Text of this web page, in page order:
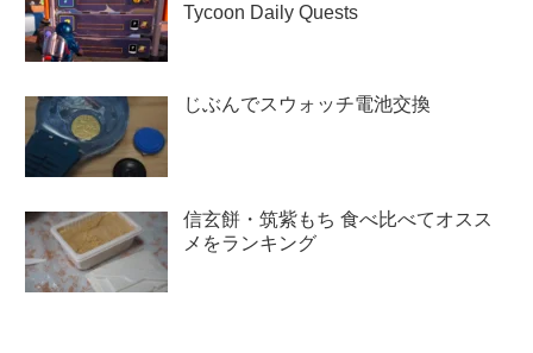
Tycoon Daily Quests
じぶんでスウォッチ電池交換
信玄餅・筑紫もち 食べ比べてオスス
メをランキング